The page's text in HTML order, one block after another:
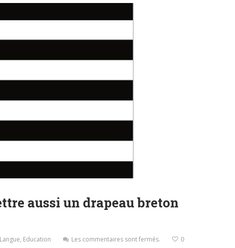
aussi un drapeau breton
, Education Les commentaires sont fermés. 0